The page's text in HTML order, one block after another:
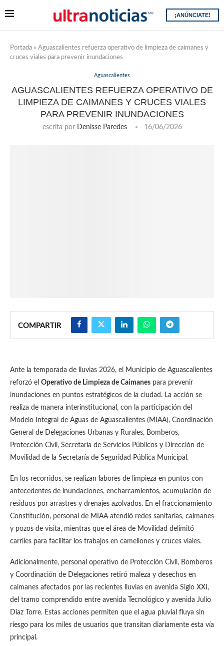
¡ANÚNCIATE!
Portada » Aguascalientes refuerza operativo de limpieza de caimanes y
cruces viales para prevenir inundaciones
Aguascalientes
AGUASCALIENTES REFUERZA OPERATIVO DE
LIMPIEZA DE CAIMANES Y CRUCES VIALES
PARA PREVENIR INUNDACIONES
escrita por Denisse Paredes 16/06/2026
COMPARTIR
Ante la temporada de lluvias 2026, el Municipio de Aguascalientes
reforzó el Operativo de Limpieza de Caimanes para prevenir
inundaciones en puntos estratégicos de la ciudad. La acción se
realiza de manera interinstitucional, con la participación del
Modelo Integral de Aguas de Aguascalientes (MIAA), Coordinación
General de Delegaciones Urbanas y Rurales, Bomberos,
Protección Civil, Secretaría de Servicios Públicos y Dirección de
Movilidad de la Secretaría de Seguridad Pública Municipal.
En los recorridos, se realizan labores de limpieza en puntos con
antecedentes de inundaciones, encharcamientos, acumulación de
residuos por arrastres y drenajes azolvados. En el fraccionamiento
Constitución, personal de MIAA atendió redes sanitarias, caimanes
y pozos de visita, mientras que el área de Movilidad delimitó
carriles para facilitar los trabajos en camellones y cruces viales.
Adicionalmente, personal operativo de Protección Civil, Bomberos
y Coordinación de Delegaciones retiró maleza y desechos en
caimanes afectados por las recientes lluvias en avenida Siglo XXI,
del tramo comprendido entre avenida Tecnológico y avenida Julio
Díaz Torre. Estas acciones permiten que el agua pluvial fluya sin
riesgo para los miles de usuarios que transitan diariamente esta vía
principal.